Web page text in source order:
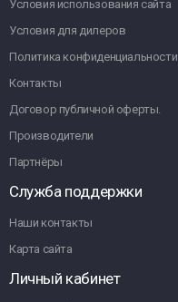
Условия использования сайта
Условия для дилеров
Политика конфиденциальности
Контакты
Договор публичной оферты.
Производители
Партнёры
Служба поддержки
Наши контакты
Карта сайта
Личный кабинет